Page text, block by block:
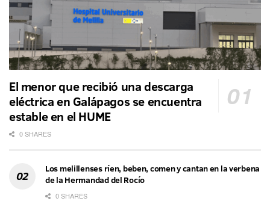
El menor que recibió una descarga
eléctrica en Galápagos se encuentra
estable en el HUME
0 SHARES
Los melillenses ríen, beben, comen y cantan en la verbena
de la Hermandad del Rocío
0 SHARES